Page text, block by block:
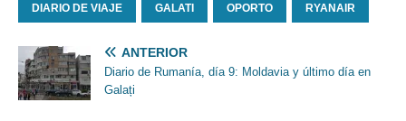
DIARIO DE VIAJE GALATI OPORTO RYANAIR
ANTERIOR
Diario de Rumanía, día 9: Moldavia y último día en
Galați